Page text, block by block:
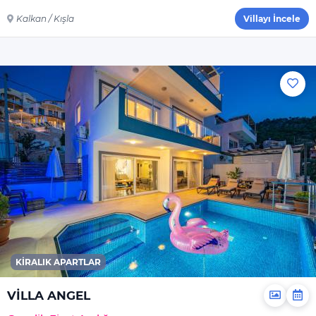
Genel
Çamaşır Makinesi
Saç Kurutma
Makinesi
Ütü
Ütü Masası
Nevresimler
Çarşaflar
Elektrikli Süpürge
Bebeklere Uygun
Bebek Yatağı
Kalkan / Kışla Villayı İncele
KIRALIK APARTLAR
VİLLA ANGEL